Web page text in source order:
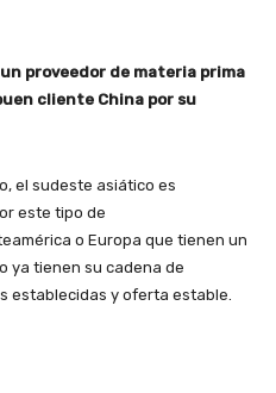
proveedor de materia prima
cliente China por su
el sudeste asiático es
este tipo de
o Europa que tienen un
ya tienen su cadena de
establecidas y oferta estable.